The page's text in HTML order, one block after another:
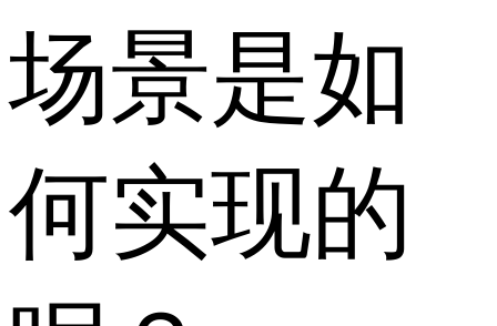
场景是如
何实现的